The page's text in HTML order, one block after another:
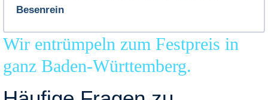
Besenrein
Wir entrümpeln zum Festpreis in
ganz Baden-Württemberg.